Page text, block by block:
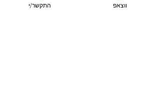
התקשר/י ווצאפ